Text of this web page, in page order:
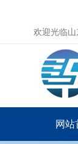
欢迎光临山
网站